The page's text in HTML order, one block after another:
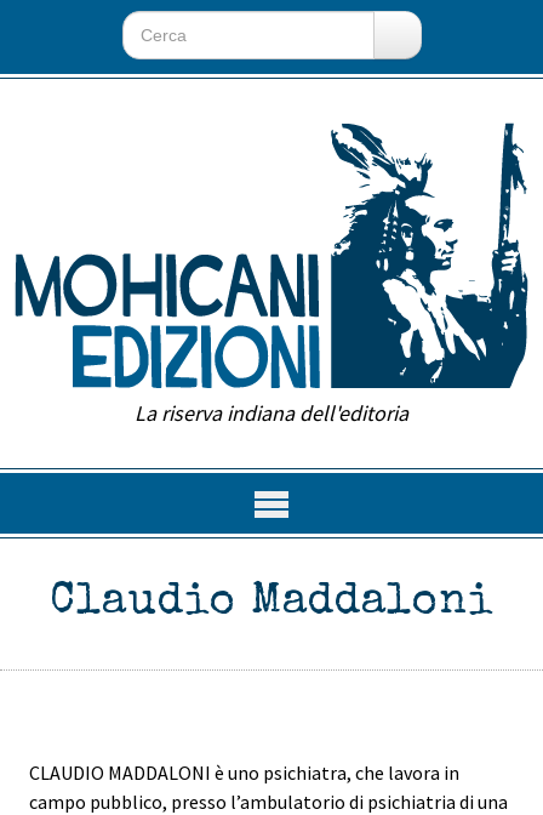
La riserva indiana dell'editoria
Claudio Maddaloni
CLAUDIO MADDALONI è uno psichiatra, che lavora in
campo pubblico, presso l’ambulatorio di psichiatria di una